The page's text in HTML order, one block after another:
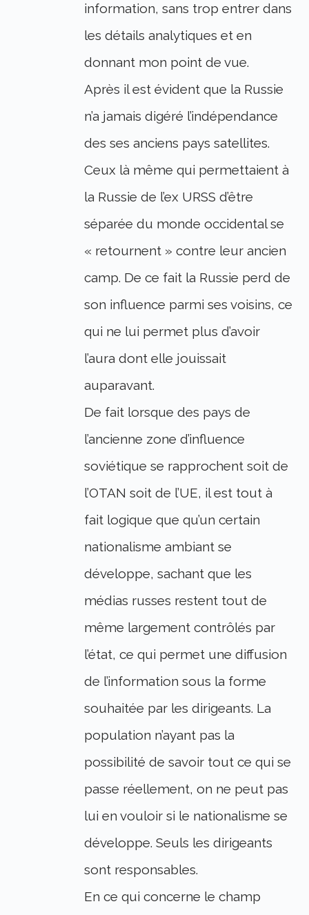
information, sans trop entrer dans
les détails analytiques et en
donnant mon point de vue.
Après il est évident que la Russie
n’a jamais digéré l’indépendance
des ses anciens pays satellites.
Ceux là même qui permettaient à
la Russie de l’ex URSS d’être
séparée du monde occidental se
« retournent » contre leur ancien
camp. De ce fait la Russie perd de
son influence parmi ses voisins, ce
qui ne lui permet plus d’avoir
l’aura dont elle jouissait
auparavant.
De fait lorsque des pays de
l’ancienne zone d’influence
soviétique se rapprochent soit de
l’OTAN soit de l’UE, il est tout à
fait logique que qu’un certain
nationalisme ambiant se
développe, sachant que les
médias russes restent tout de
même largement contrôlés par
l’état, ce qui permet une diffusion
de l’information sous la forme
souhaitée par les dirigeants. La
population n’ayant pas la
possibilité de savoir tout ce qui se
passe réellement, on ne peut pas
lui en vouloir si le nationalisme se
développe. Seuls les dirigeants
sont responsables.
En ce qui concerne le champ